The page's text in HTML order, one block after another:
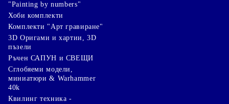
"Painting by numbers"
Хоби комплекти
Комплекти "Арт гравиране"
3D Оригами и хартии, 3D
пъзели
Ръчен САПУН и СВЕЩИ
Сглобяеми модели,
миниатюри & Warhammer
40k
Квилинг техника -